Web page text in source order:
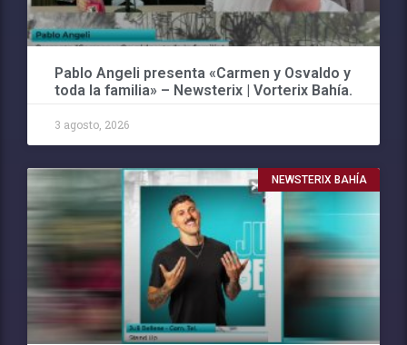
Pablo Angeli presenta «Carmen y Osvaldo y
toda la familia» – Newsterix | Vorterix Bahía.
3 agosto, 2026
NEWSTERIX BAHÍA